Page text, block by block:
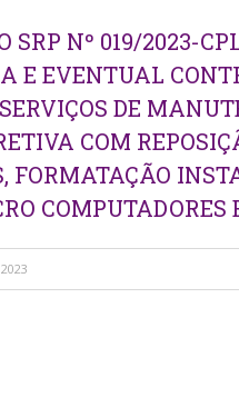
SRP Nº 019/2023-
E EVENTUAL
DE
COM
FORMATAÇÃO
COMPUTADORES